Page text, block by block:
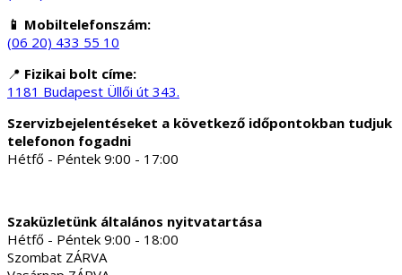
📱 Mobiltelefonszám:
(06 20) 433 55 10
📍 Fizikai bolt címe:
1181 Budapest Üllői út 343.
Szervizbejelentéseket a következő időpontokban tudjuk
telefonon fogadni
Hétfő - Péntek 9:00 - 17:00
Szaküzletünk általános nyitvatartása
Hétfő - Péntek 9:00 - 18:00
Szombat ZÁRVA